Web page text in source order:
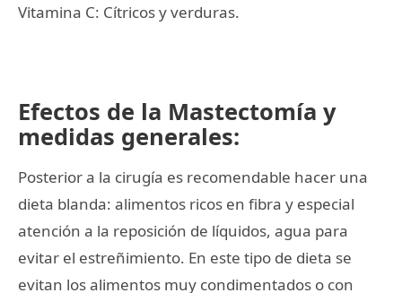
Vitamina C: Cítricos y verduras.
Efectos de la Mastectomía y
medidas generales:
Posterior a la cirugía es recomendable hacer una
dieta blanda: alimentos ricos en fibra y especial
atención a la reposición de líquidos, agua para
evitar el estreñimiento. En este tipo de dieta se
evitan los alimentos muy condimentados o con